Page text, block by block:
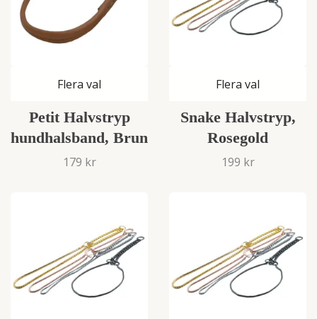
Flera val
Petit Halvstryp
hundhalsband, Brun
179 kr
Flera val
Snake Halvstryp,
Rosegold
199 kr